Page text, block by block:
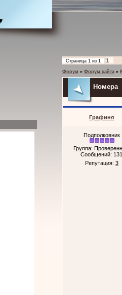
Страница 1 из 1 1
Форум » Форум сайта »
Номера
Графиня
Подполковник
Группа:
Сообщений:
Репутация: 3